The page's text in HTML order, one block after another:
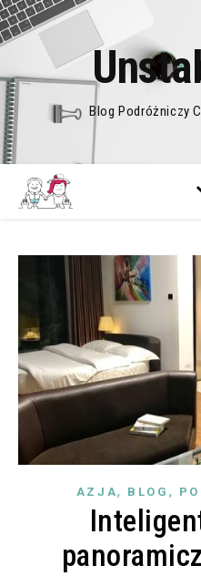
Blog Podróżniczy
AZJA, BLOG ,